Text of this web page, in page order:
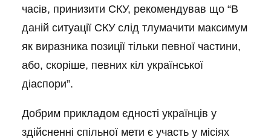
часів, принизити СКУ, рекомендував що “В
даній ситуації СКУ слід тлумачити максимум
як виразника позиції тільки певної частини,
або, скоріше, певних кіл української
діаспори”.
Добрим прикладом єдності українців у
здійсненні спільної мети є участь у місіях